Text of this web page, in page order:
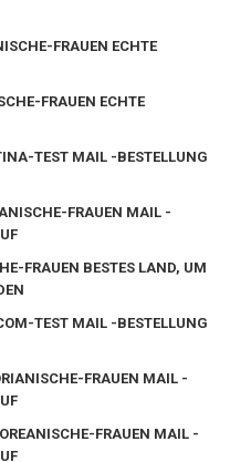
FRAUEN ECHTE
FRAUEN ECHTE
TEST MAIL -BESTELLUNG
FRAUEN MAIL -
FRAUEN BESTES LAND, UM
TEST MAIL -BESTELLUNG
FRAUEN MAIL -
FRAUEN MAIL -